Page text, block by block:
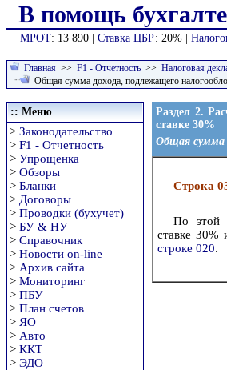
В помощь
МРОТ: 13 890 | Ставка ЦБР: 20% |
Главная >> F1 - Отчетность >> Налоговая
Общая сумма дохода, подлежащего
:: Меню
> Законодательство
> F1 - Отчетность
> Упрощенка
> Обзоры
> Бланки
> Договоры
> Проводки (бухучет)
> БУ & НУ
> Справочник
> Новости on-line
> Архив сайта
> Мониторинг
> ПБУ
> План счетов
> ЯО
> Авто
> ККТ
> ЭДО
Раздел 2.
ставке 30%
Общая сумма
Строка
По этой
ставке 30%
строке 020.